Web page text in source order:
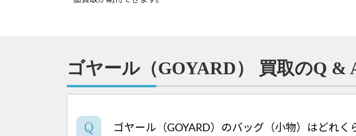
ゴヤール（GOYARD） 買取のQ &
ゴヤール（GOYARD）のバッグ（小物）はどれく